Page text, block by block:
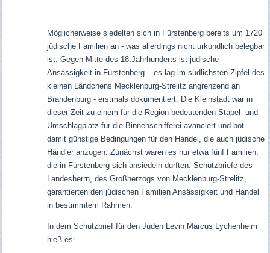
Möglicherweise siedelten sich in Fürstenberg bereits um 1720
jüdische Familien an - was allerdings nicht urkundlich belegbar
ist. Gegen Mitte des 18.Jahrhunderts ist jüdische
Ansässigkeit in Fürstenberg – es lag im südlichsten Zipfel des
kleinen Ländchens Mecklenburg-Strelitz angrenzend an
Brandenburg - erstmals dokumentiert. Die Kleinstadt war in
dieser Zeit zu einem für die Region bedeutenden Stapel- und
Umschlagplatz für die Binnenschifferei avanciert und bot
damit günstige Bedingungen für den Handel, die auch jüdische
Händler anzogen. Zunächst waren es nur etwa fünf Familien,
die in Fürstenberg sich ansiedeln durften. Schutzbriefe des
Landesherrn, des Großherzogs von Mecklenburg-Strelitz,
garantierten den jüdischen Familien Ansässigkeit und Handel
in bestimmtem Rahmen.
In dem Schutzbrief für den Juden Levin Marcus Lychenheim
hieß es: